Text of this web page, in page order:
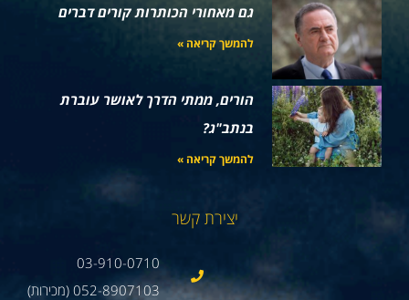
גם מאחורי הכותרות קורים דברים
להמשך קריאה »
הורים, ממתי הדרך לאושר עוברת
בנתב"ג?
להמשך קריאה »
יצירת קשר
03-910-0710
052-8907103 (מכירות)